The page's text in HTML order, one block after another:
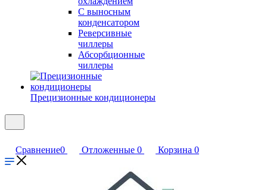
С выносным
конденсатором
Реверсивные
чиллеры
Абсорбционные
чиллеры
Прецизионные кондиционеры
Сравнение0 Отложенные 0 Корзина 0